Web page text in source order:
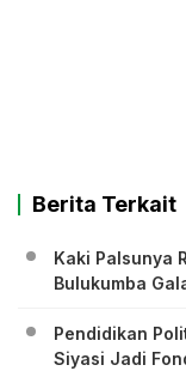
Berita Terkait
Kaki Palsunya
Bulukumba
Pendidikan
Siyasi Jadi